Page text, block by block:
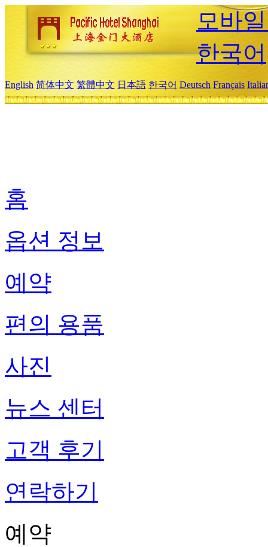
모바
한국어
English 简体中文 繁體中文 日本語 한국어 Deutsch Français
홈
옵션 정보
예약
편의 용품
사진
뉴스 센터
고객 후기
연락하기
예약